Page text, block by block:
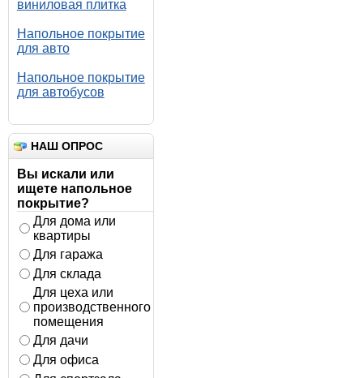
виниловая плитка
Напольное покрытие
для авто
Напольное покрытие
для автобусов
НАШ ОПРОС
Вы искали или
ищете напольное
покрытие?
Для дома или
квартиры
Для гаража
Для склада
Для цеха или
производственного
помещения
Для дачи
Для офиса